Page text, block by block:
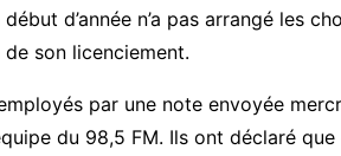
d’année n’a pas arrangé les
son licenciement.
par une note envoyée
du 98,5 FM. Ils ont déclaré